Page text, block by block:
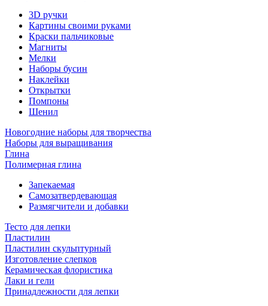
3D ручки
Картины своими руками
Краски пальчиковые
Магниты
Мелки
Наборы бусин
Наклейки
Открытки
Помпоны
Шенил
Новогодние наборы для творчества
Наборы для выращивания
Глина
Полимерная глина
Запекаемая
Самозатвердевающая
Размягчители и добавки
Тесто для лепки
Пластилин
Пластилин скульптурный
Изготовление слепков
Керамическая флористика
Лаки и гели
Принадлежности для лепки